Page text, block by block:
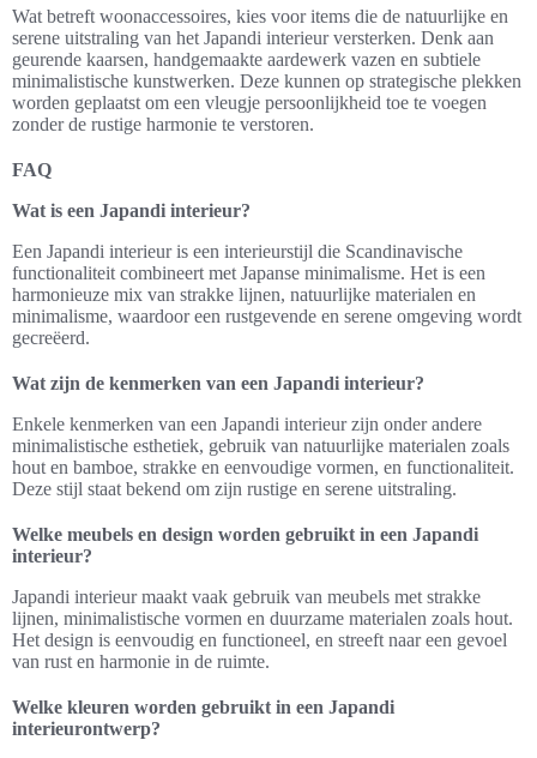
Wat betreft woonaccessoires, kies voor items die de natuurlijke en
serene uitstraling van het Japandi interieur versterken. Denk aan
geurende kaarsen, handgemaakte aardewerk vazen en subtiele
minimalistische kunstwerken. Deze kunnen op strategische plekken
worden geplaatst om een vleugje persoonlijkheid toe te voegen
zonder de rustige harmonie te verstoren.
FAQ
Wat is een Japandi interieur?
Een Japandi interieur is een interieurstijl die Scandinavische
functionaliteit combineert met Japanse minimalisme. Het is een
harmonieuze mix van strakke lijnen, natuurlijke materialen en
minimalisme, waardoor een rustgevende en serene omgeving wordt
gecreëerd.
Wat zijn de kenmerken van een Japandi interieur?
Enkele kenmerken van een Japandi interieur zijn onder andere
minimalistische esthetiek, gebruik van natuurlijke materialen zoals
hout en bamboe, strakke en eenvoudige vormen, en functionaliteit.
Deze stijl staat bekend om zijn rustige en serene uitstraling.
Welke meubels en design worden gebruikt in een Japandi
interieur?
Japandi interieur maakt vaak gebruik van meubels met strakke
lijnen, minimalistische vormen en duurzame materialen zoals hout.
Het design is eenvoudig en functioneel, en streeft naar een gevoel
van rust en harmonie in de ruimte.
Welke kleuren worden gebruikt in een Japandi
interieurontwerp?